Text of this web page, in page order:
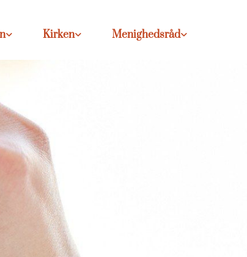
Kirken Menighedsråd